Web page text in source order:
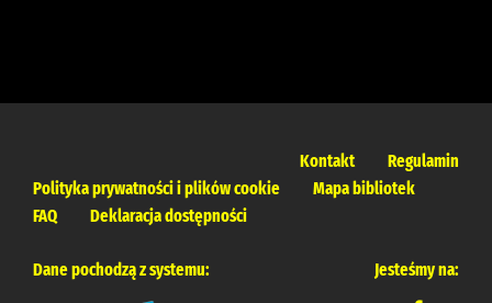
Kontakt
Regulamin
Polityka prywatności i plików cookie
Mapa bibliotek
FAQ
Deklaracja dostępności
Dane pochodzą z systemu: Jesteśmy na: